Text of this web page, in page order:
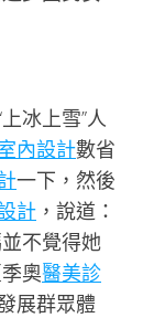
上冰上雪”人
內設計數省
一下，然後
計 ，說道：
不覺得她
奧醫美診
展群眾體